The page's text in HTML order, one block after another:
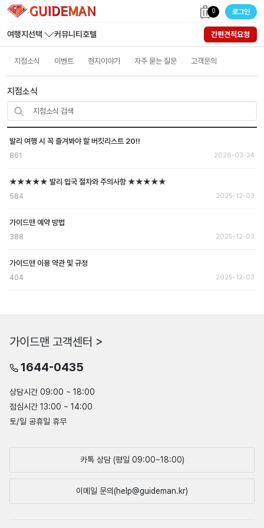
0 로그인
여행지선택 커뮤니티 호텔 간편견적요청
지점소식 이벤트 현지이야기 자주 묻는 질문 고객문의
지점소식
발리 여행 시 꼭 즐겨봐야 할 버킷리스트 20!!
861 2026-03-24
★★★★★ 발리 입국 절차와 주의사항 ★★★★★
584 2025-12-03
가이드맨 예약 방법
388 2025-12-03
가이드맨 이용 약관 및 규정
404 2025-12-03
가이드맨 고객센터 >
1644-0435
상담시간 09:00 ~ 18:00
점심시간 13:00 ~ 14:00
토/일 공휴일 휴무
카톡 상담 (평일 09:00~18:00)
이메일 문의(help@guideman.kr)